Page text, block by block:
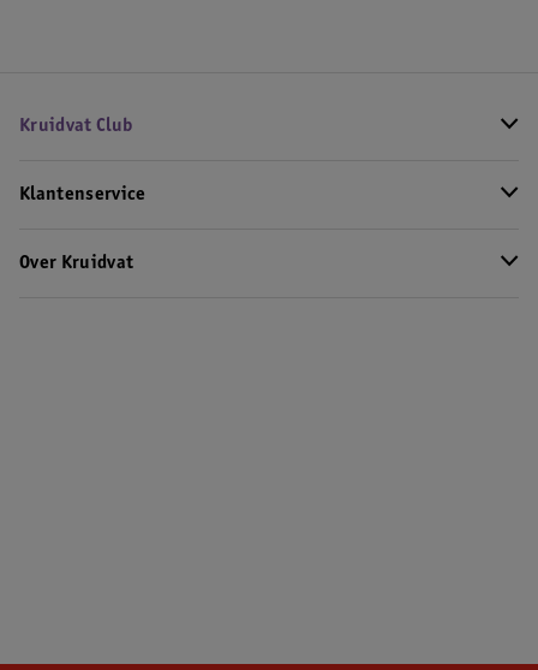
Kruidvat Club
Klantenservice
Over Kruidvat